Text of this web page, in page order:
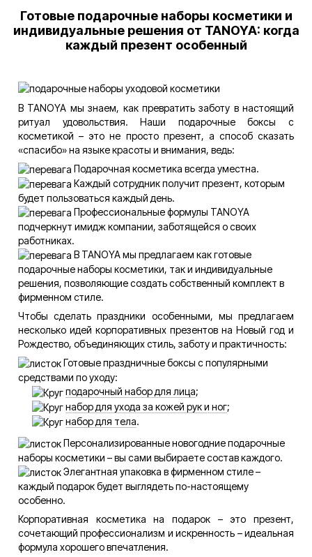
Готовые подарочные наборы косметики и
индивидуальные решения от TANOYA: когда
каждый презент особенный
В TANOYA мы знаем, как превратить заботу в настоящий
ритуал удовольствия. Наши подарочные боксы с
косметикой – это не просто презент, а способ сказать
«спасибо» на языке красоты и внимания, ведь:
Подарочная косметика всегда уместна.
Каждый сотрудник получит презент, которым
будет пользоваться каждый день.
Профессиональные формулы TANOYA
подчеркнут имидж компании, заботящейся о своих
работниках.
В TANOYA мы предлагаем как готовые
подарочные наборы косметики, так и индивидуальные
решения, позволяющие создать собственный комплект в
фирменном стиле.
Чтобы сделать праздники особенными, мы предлагаем
несколько идей корпоративных презентов на Новый год и
Рождество, объединяющих стиль, заботу и практичность:
Готовые праздничные боксы с популярными
средствами по уходу:
подарочный набор для лица;
набор для ухода за кожей рук и ног;
набор для тела.
Персонализированные новогодние подарочные
наборы косметики – вы сами выбираете состав каждого.
Элегантная упаковка в фирменном стиле –
каждый подарок будет выглядеть по-настоящему
особенно.
Корпоративная косметика на подарок – это презент,
сочетающий профессионализм и искренность – идеальная
формула хорошего впечатления.